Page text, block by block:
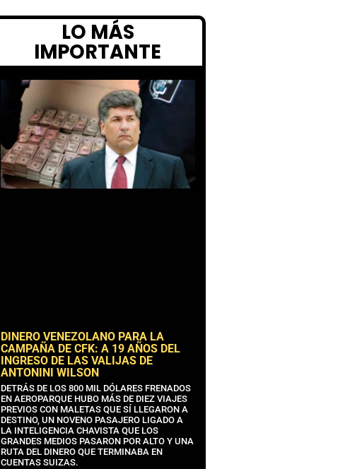
LO MÁS
IMPORTANTE
DINERO VENEZOLANO PARA LA
CAMPAÑA DE CFK: A 19 AÑOS DEL
INGRESO DE LAS VALIJAS DE
ANTONINI WILSON
DETRÁS DE LOS 800 MIL DÓLARES FRENADOS
EN AEROPARQUE HUBO MÁS DE DIEZ VIAJES
PREVIOS CON MALETAS QUE SÍ LLEGARON A
DESTINO, UN NOVENO PASAJERO LIGADO A
LA INTELIGENCIA CHAVISTA QUE LOS
GRANDES MEDIOS PASARON POR ALTO Y UNA
RUTA DEL DINERO QUE TERMINABA EN
CUENTAS SUIZAS.